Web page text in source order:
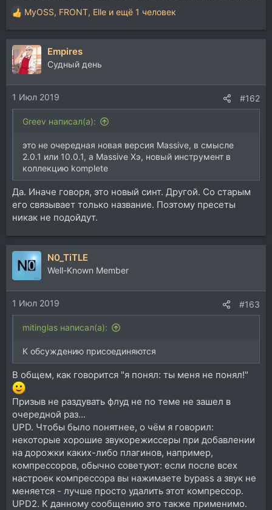
Р
е
а
к
ц
и
и
:
MyOSS, FRONT, Elle и ещё 1 человек
Empires
Судный день
1 Июл 2019 #162
Greev написал(а):
это не очередная новая версия Massive, в смысле
2.0.1 или 10.0.1, а Massive Хэ, новый инструмент в
коллекцию komplete
Да. Иначе говоря, это новый синт. Другой. Со старым
его связывает только название. Поэтому пресеты
никак не подойдут.
N0_TiTLE
Well-Known Member
1 Июл 2019 #163
mitinglas написал(а):
К обсуждению присоединяются
В общем, как говорится "я понял: ты меня не понял!"
Призыв не раздувать флуд не по теме не зашел в
очередной раз...
UPD. Чтобы было понятнее, о чём я говорил:
некоторые хорошие звукорежиссеры при добавлении
на дорожки каких-либо плагинов, например,
компрессоров, обычно советуют: если после всех
настроек компрессора вы нажимаете bypass а звук не
меняется - лучше просто удалить этот компрессор.
UPD2. К данному сообщению это также применимо.